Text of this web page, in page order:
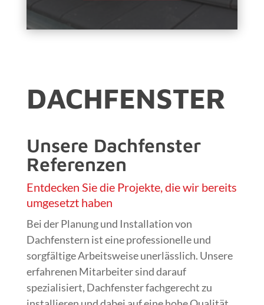
DACHFENSTER
Unsere Dachfenster
Referenzen
Entdecken Sie die Projekte, die wir bereits
umgesetzt haben
Bei der Planung und Installation von
Dachfenstern ist eine professionelle und
sorgfältige Arbeitsweise unerlässlich. Unsere
erfahrenen Mitarbeiter sind darauf
spezialisiert, Dachfenster fachgerecht zu